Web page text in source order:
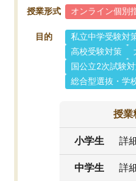
授業形式 オンライン個別
目的 私立中学受験対
高校受験対策
国公立2次試験
総合型選抜・学
授業
小学生 詳
中学生 詳